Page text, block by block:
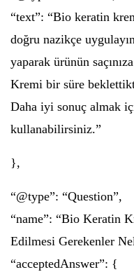
“text”: “Bio keratin
doğru nazikçe
yaparak ürünün
Kremi bir süre
Daha iyi sonuç almak
kullanabilirsiniz.”
},
“@type”: “Question”,
“name”: “Bio Keratin
Edilmesi Gerekenler
“acceptedAnswer”: {